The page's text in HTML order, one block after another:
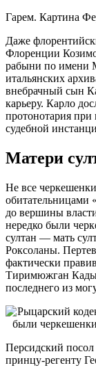
Гарем. Картина
Даже
Флоренции
рабыни по имени
итальянских
внебрачный сын
карьеру. Карло
протонотария
судебной
Матери
Не все
обитательницами
до вершины
нередко были
султан — мать
Роксоланы.
фактически
Тиримюжган
последнего из
Персидский посол
принцу-регенту